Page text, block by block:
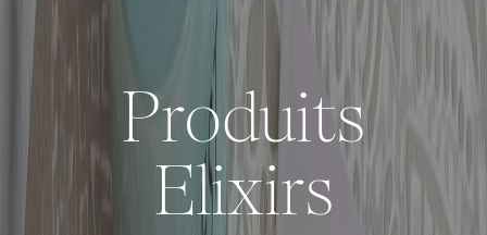
Produits
Elixirs